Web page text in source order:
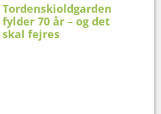
Tordenskioldgarden
fylder 70 år – og det
skal fejres